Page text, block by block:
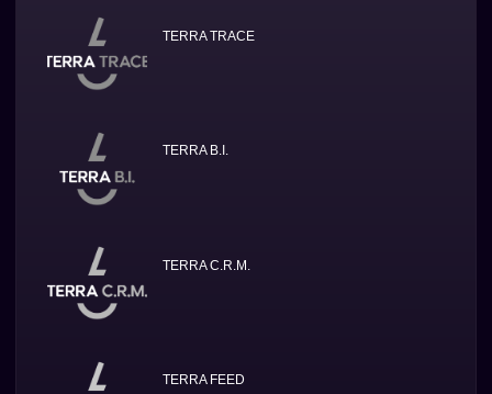
TERRA TRACE
TERRA B.I.
TERRA C.R.M.
TERRA FEED